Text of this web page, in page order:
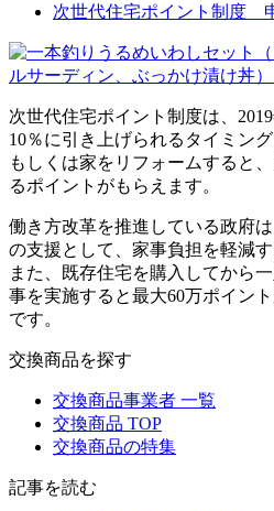
次世代住宅ポイント制度
次世代住宅ポイント制度は、
10％に引き上げられるタイミン
もしくは家をリフォームすると
るポイントがもらえます。
働き方改革を推進している政府
の支援として、家事負担を軽減
また、既存住宅を購入してから
事を実施すると最大60万ポイン
です。
交換商品を探す
交換商品事業者 一覧
交換商品 TOP
交換商品の特集
記事を読む